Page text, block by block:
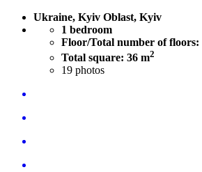
Ukraine, Kyiv Oblast, Kyiv
1 bedroom
Floor/Total number of floors:
Total square: 36 m2
19 photos